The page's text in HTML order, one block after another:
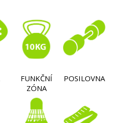
FUNKČNÍ
ZÓNA
POSILOVNA